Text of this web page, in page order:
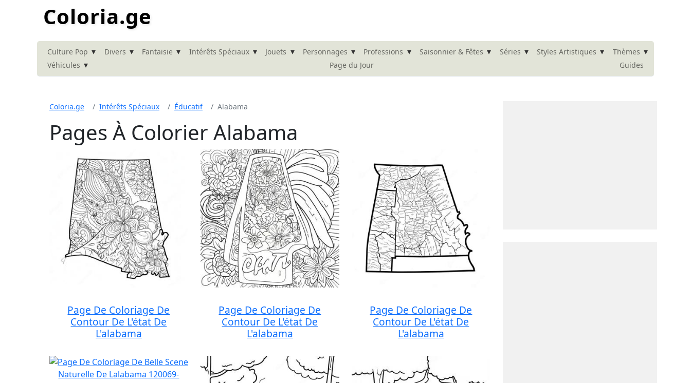
Coloria.ge
Culture Pop ▾ Divers ▾ Fantaisie ▾ Intérêts Spéciaux ▾ Jouets ▾ Personnages ▾ Professions ▾ Saisonnier & Fêtes ▾ Séries ▾ Styles Artistiques ▾ Thèmes ▾
Véhicules ▾ Page du Jour Guides
Coloria.ge Intérêts Spéciaux Éducatif Alabama
Pages À Colorier Alabama
Page De Coloriage De
Contour De L'état De
L'alabama
Page De Coloriage De
Contour De L'état De
L'alabama
Page De Coloriage De
Contour De L'état De
L'alabama